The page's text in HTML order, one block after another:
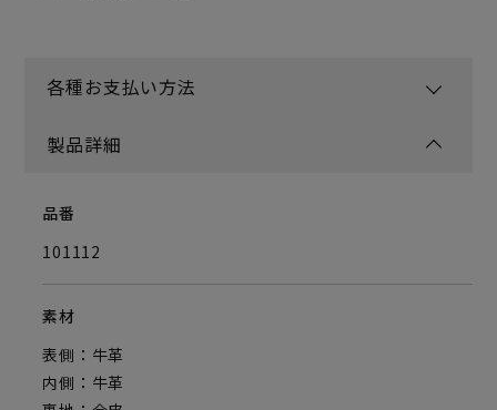
各種お支払い方法
製品詳細
品番
101112
素材
表側：牛革
内側：牛革